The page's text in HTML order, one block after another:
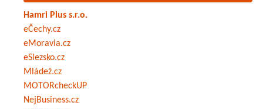
Hamri Plus s.r.o.
eČechy.cz
eMoravia.cz
eSlezsko.cz
Mládež.cz
MOTORcheckUP
NejBusiness.cz